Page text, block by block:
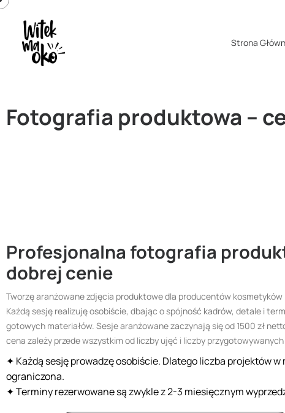
Strona
Fotografia produktowa –
Profesjonalna fotografia
dobrej cenie
Tworzę aranżowane zdjęcia produktowe dla producentów kosmetyków
Każdą sesję realizuję osobiście, dbając o spójność kadrów, detale i
gotowych materiałów. Sesje aranżowane zaczynają się od 1500 zł
cena zależy przede wszystkim od liczby ujęć i liczby
✦ Każdą sesję prowadzę osobiście. Dlatego liczba projektów
ograniczona.
✦ Terminy rezerwowane są zwykle z 2-3 miesięcznym